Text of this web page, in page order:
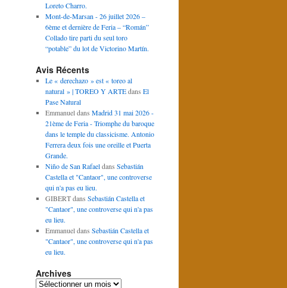
Loreto Charro.
Mont-de-Marsan - 26 juillet 2026 –
6ème et dernière de Feria – “Román”
Collado tire parti du seul toro
“potable” du lot de Victorino Martín.
Avis Récents
Le « derechazo » est « toreo al
natural » | TOREO Y ARTEdans El
Pase Natural
Emmanueldans Madrid 31 mai 2026 -
21ème de Feria - Triomphe du baroque
dans le temple du classicisme. Antonio
Ferrera deux fois une oreille et Puerta
Grande.
Niño de San Rafaeldans Sebastián
Castella et "Cantaor", une controverse
qui n'a pas eu lieu.
GIBERTdans Sebastián Castella et
"Cantaor", une controverse qui n'a pas
eu lieu.
Emmanueldans Sebastián Castella et
"Cantaor", une controverse qui n'a pas
eu lieu.
Archives
Archives